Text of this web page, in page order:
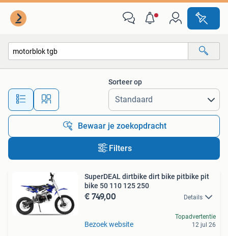
Alle afstanden…
Sorteer op
Bewaar je zoekopdracht
Filters
SuperDEAL dirtbike dirt bike pitbike pit
bike 50 110 125 250
€ 749,00 Details
Bezoek website
Topadvertentie
12 jul 26